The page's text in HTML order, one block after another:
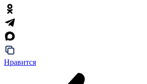
Нравится